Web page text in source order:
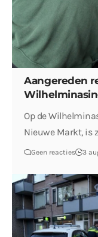
Aangereden
Op de
Nieuwe Markt, is
Geen reacties 3